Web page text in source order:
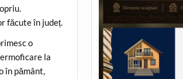
făcute în județ.
o
la
în pământ,